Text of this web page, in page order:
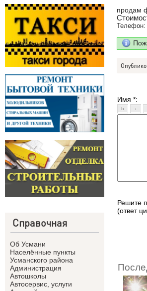
Справочная
Об Усмани
Населённые пункты
Усманского района
Администрация
Автошколы
Автосервис, услуги
продам
Телефон:
Имя *:
Решите
(ответ